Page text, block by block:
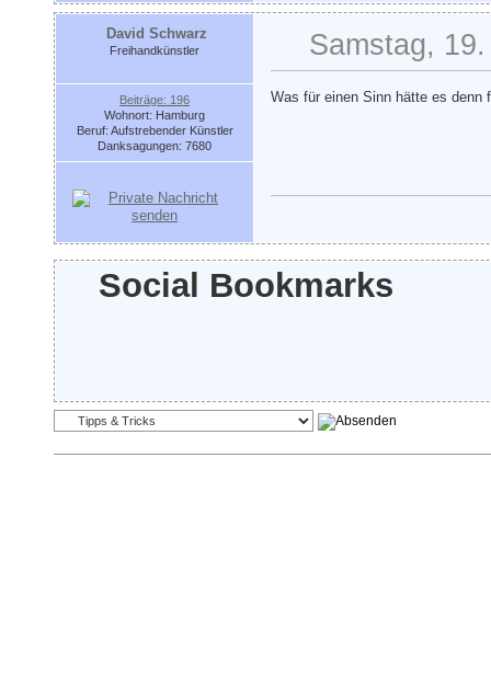
David Schwarz
Freihandkünstler
Beiträge: 196
Wohnort: Hamburg
Beruf: Aufstrebender Künstler
Danksagungen: 7680
Samstag,
Was für einen Sinn hätte es denn
Social Bookmarks